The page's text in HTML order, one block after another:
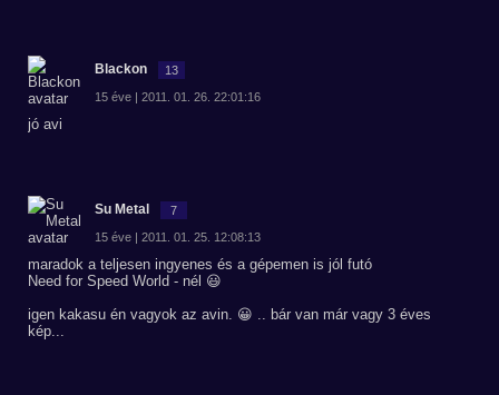
Blackon 13
15 éve | 2011. 01. 26. 22:01:16
jó avi
Su Metal 7
15 éve | 2011. 01. 25. 12:08:13
maradok a teljesen ingyenes és a gépemen is jól futó
Need for Speed World - nél 😃
igen kakasu én vagyok az avin. 😀 .. bár van már vagy 3 éves
kép...